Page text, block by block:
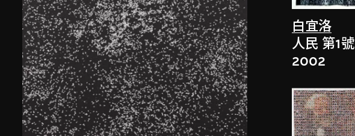
白宜洛
人民 第1號
2002